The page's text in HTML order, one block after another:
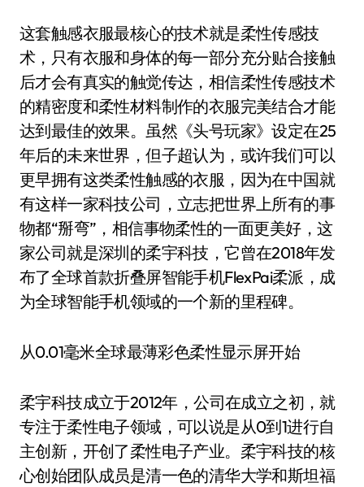
这套触感衣服最核心的技术就是柔性传感技
术，只有衣服和身体的每一部分充分贴合接触
后才会有真实的触觉传达，相信柔性传感技术
的精密度和柔性材料制作的衣服完美结合才能
达到最佳的效果。虽然《头号玩家》设定在25
年后的未来世界，但子超认为，或许我们可以
更早拥有这类柔性触感的衣服，因为在中国就
有这样一家科技公司，立志把世界上所有的事
物都“掰弯”，相信事物柔性的一面更美好，这
家公司就是深圳的柔宇科技，它曾在2018年发
布了全球首款折叠屏智能手机FlexPai柔派，成
为全球智能手机领域的一个新的里程碑。
从0.01毫米全球最薄彩色柔性显示屏开始
柔宇科技成立于2012年，公司在成立之初，就
专注于柔性电子领域，可以说是从0到1进行自
主创新，开创了柔性电子产业。柔宇科技的核
心创始团队成员是清一色的清华大学和斯坦福